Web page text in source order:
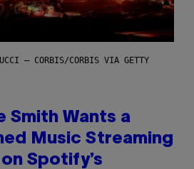
– CORBIS/CORBIS VIA GETTY
Smith Wants a
Music Streaming
Spotify’s